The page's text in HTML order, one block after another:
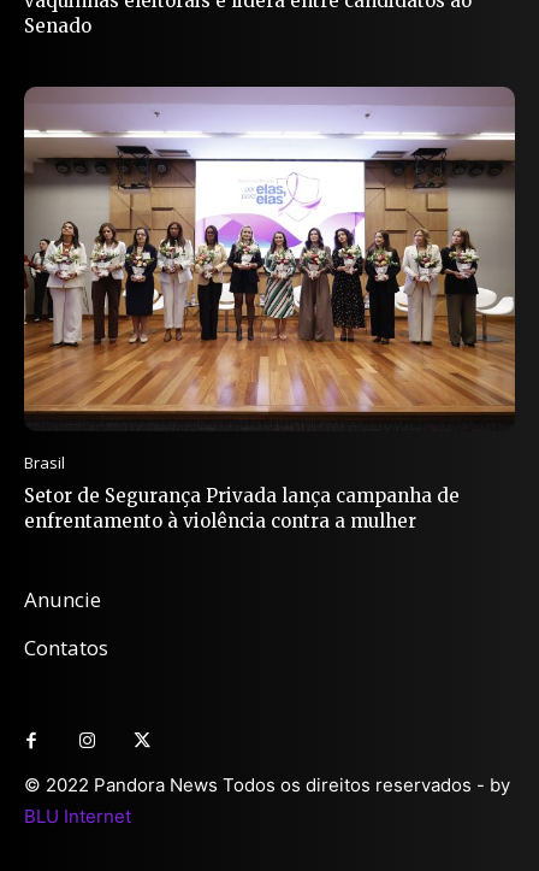
Senado
Brasil
Setor de Segurança Privada lança campanha de
enfrentamento à violência contra a mulher
Anuncie
Contatos
© 2022 Pandora News Todos os direitos reservados - by
BLU Internet